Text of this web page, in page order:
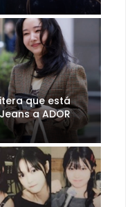
que está
a ADOR